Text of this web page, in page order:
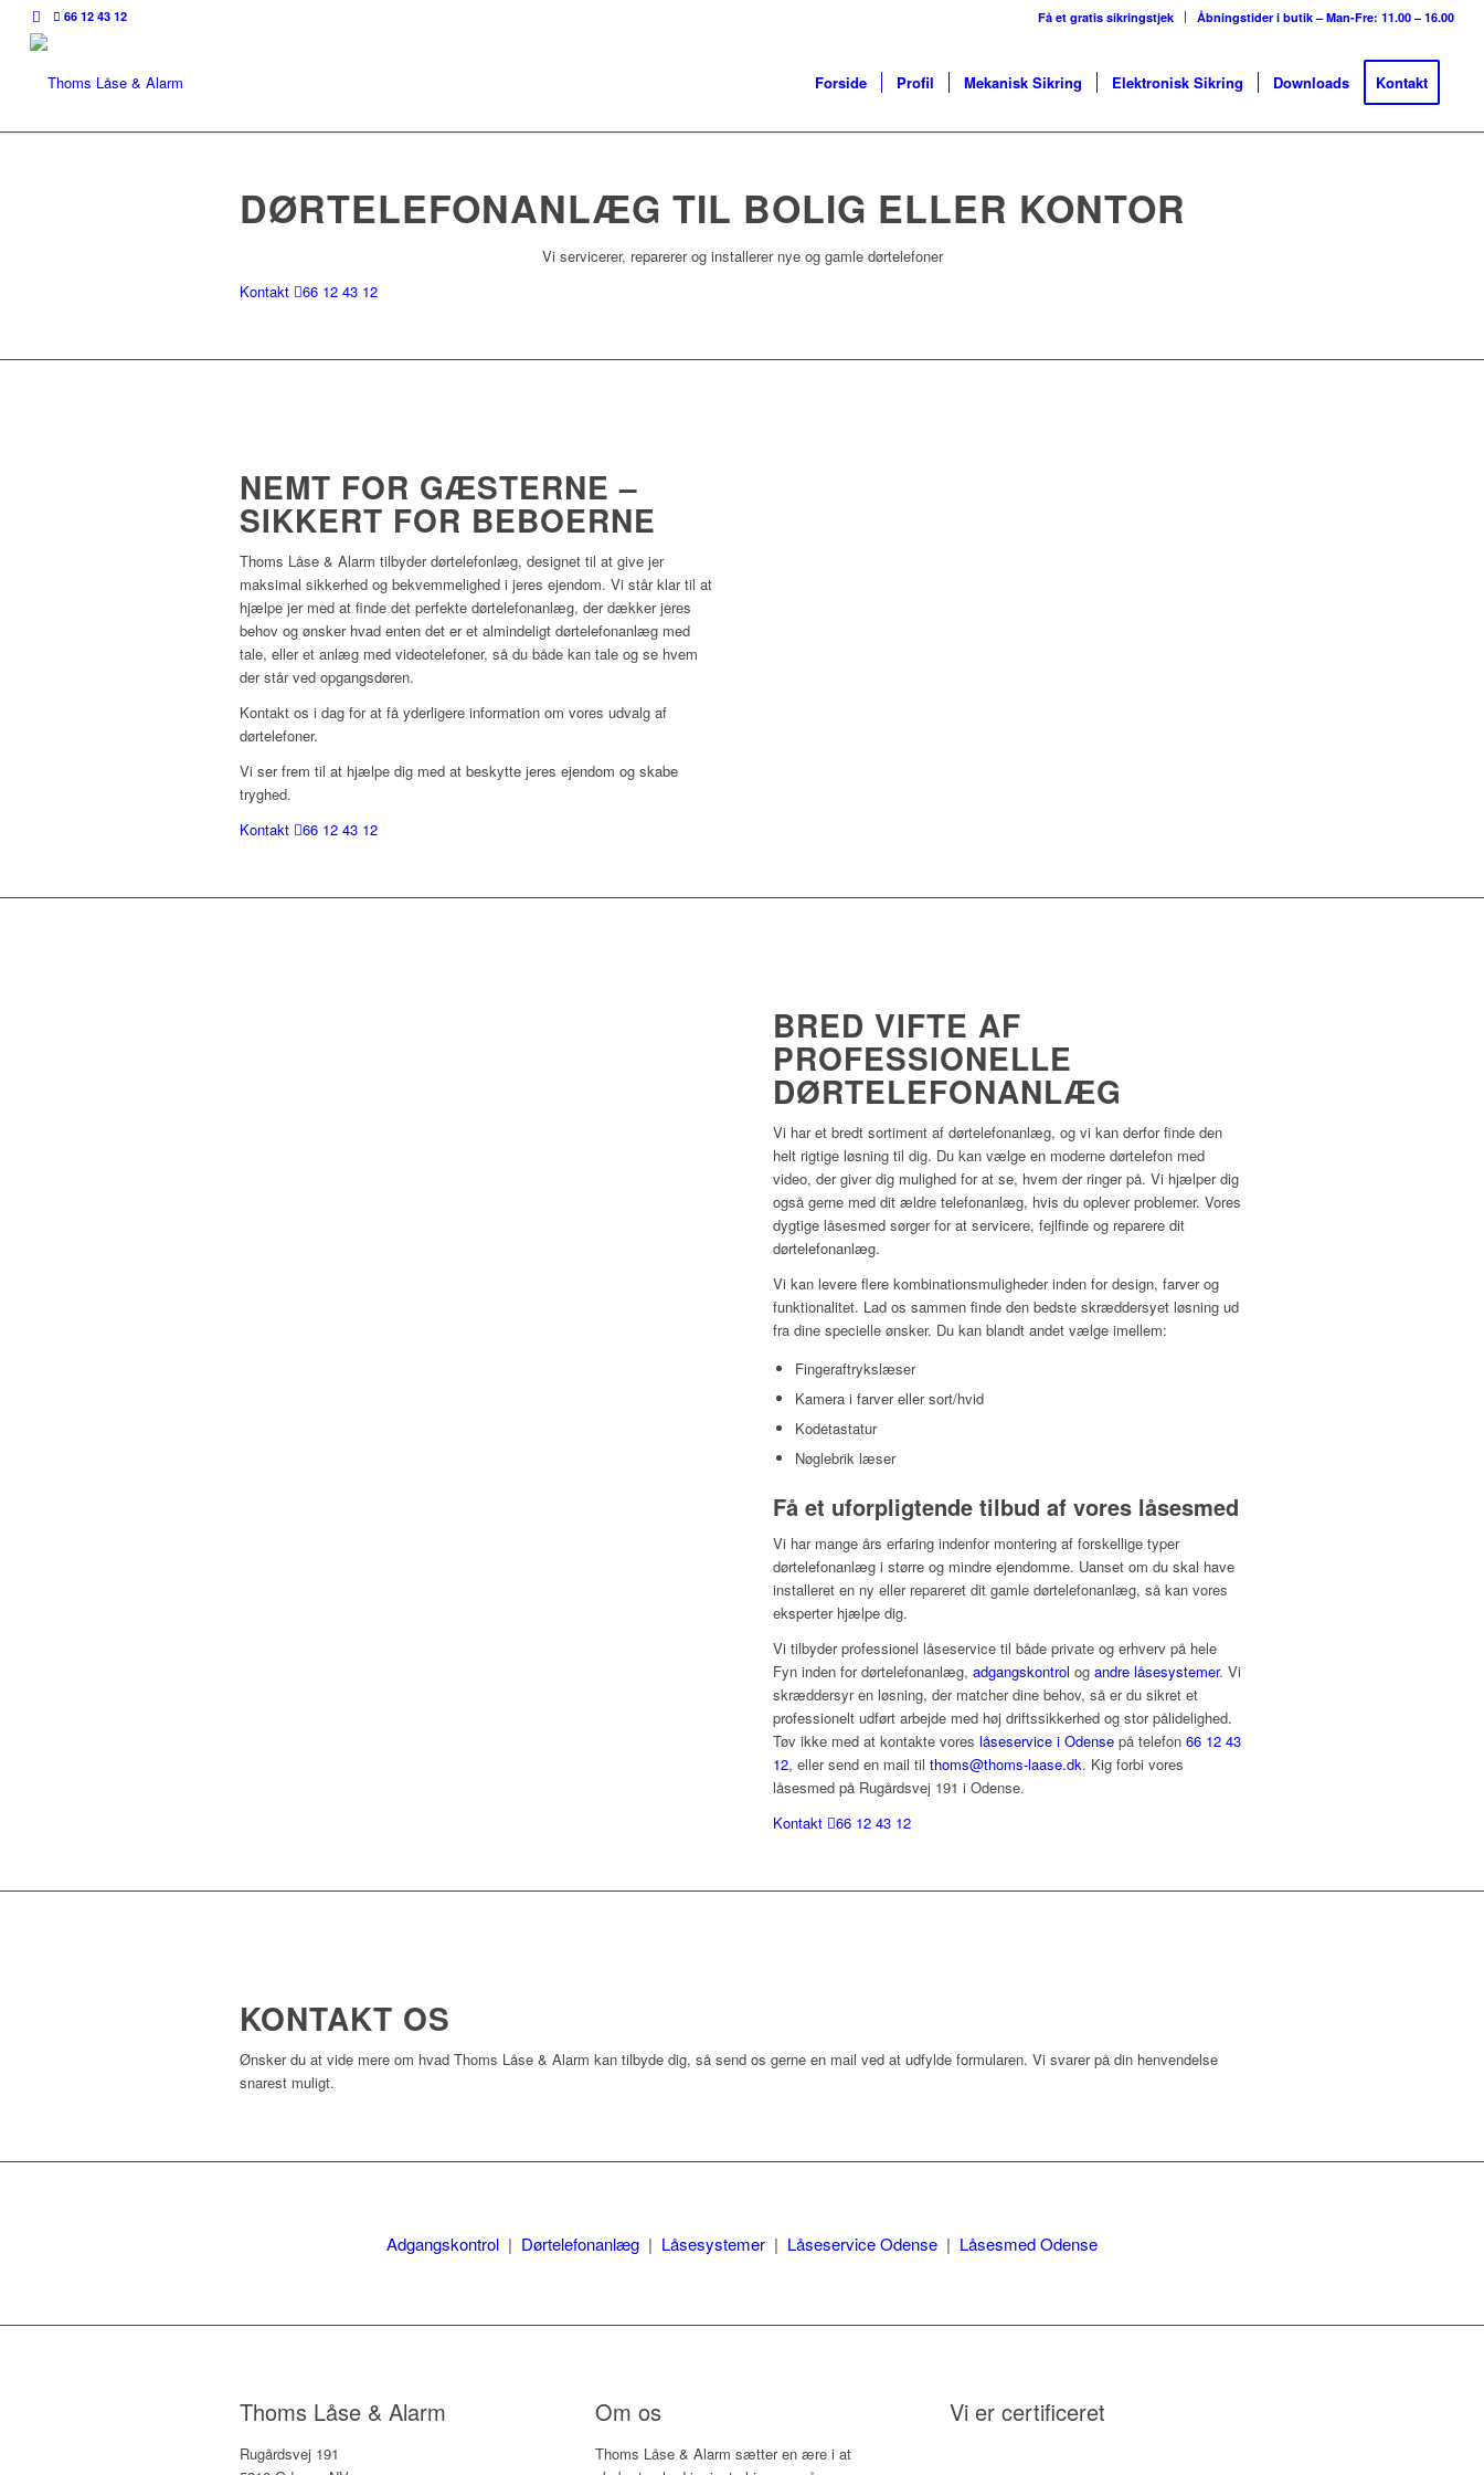
Få et gratis sikringstjek Åbningstider i butik – Man-Fre: 11.00 – 16.00
66 12 43 12
Forside Profil Mekanisk Sikring Elektronisk Sikring Downloads Kontakt
DØRTELEFONANLÆG TIL BOLIG ELLER KONTOR
Vi servicerer, reparerer og installerer nye og gamle dørtelefoner
Kontakt
66 12 43 12
NEMT FOR GÆSTERNE –
SIKKERT FOR BEBOERNE
Thoms Låse & Alarm tilbyder dørtelefonlæg, designet til at give jer
maksimal sikkerhed og bekvemmelighed i jeres ejendom. Vi står klar til at
hjælpe jer med at finde det perfekte dørtelefonanlæg, der dækker jeres
behov og ønsker hvad enten det er et almindeligt dørtelefonanlæg med
tale, eller et anlæg med videotelefoner, så du både kan tale og se hvem
der står ved opgangsdøren.
Kontakt os i dag for at få yderligere information om vores udvalg af
dørtelefoner.
Vi ser frem til at hjælpe dig med at beskytte jeres ejendom og skabe
tryghed.
Kontakt
66 12 43 12
BRED VIFTE AF
PROFESSIONELLE
DØRTELEFONANLÆG
Vi har et bredt sortiment af dørtelefonanlæg, og vi kan derfor finde den
helt rigtige løsning til dig. Du kan vælge en moderne dørtelefon med
video, der giver dig mulighed for at se, hvem der ringer på. Vi hjælper dig
også gerne med dit ældre telefonanlæg, hvis du oplever problemer. Vores
dygtige låsesmed sørger for at servicere, fejlfinde og reparere dit
dørtelefonanlæg.
Vi kan levere flere kombinationsmuligheder inden for design, farver og
funktionalitet. Lad os sammen finde den bedste skræddersyet løsning ud
fra dine specielle ønsker. Du kan blandt andet vælge imellem:
Fingeraftrykslæser
Kamera i farver eller sort/hvid
Kodetastatur
Nøglebrik læser
Få et uforpligtende tilbud af vores låsesmed
Vi har mange års erfaring indenfor montering af forskellige typer
dørtelefonanlæg i større og mindre ejendomme. Uanset om du skal have
installeret en ny eller repareret dit gamle dørtelefonanlæg, så kan vores
eksperter hjælpe dig.
Vi tilbyder professionel låseservice til både private og erhverv på hele
Fyn inden for dørtelefonanlæg, adgangskontrol og andre låsesystemer. Vi
skræddersyr en løsning, der matcher dine behov, så er du sikret et
professionelt udført arbejde med høj driftssikkerhed og stor pålidelighed.
Tøv ikke med at kontakte vores låseservice i Odense på telefon 66 12 43
12, eller send en mail til thoms@thoms-laase.dk. Kig forbi vores
låsesmed på Rugårdsvej 191 i Odense.
Kontakt
66 12 43 12
KONTAKT OS
Ønsker du at vide mere om hvad Thoms Låse & Alarm kan tilbyde dig, så send os gerne en mail ved at udfylde formularen. Vi svarer på din henvendelse
snarest muligt.​
Adgangskontrol | Dørtelefonanlæg | Låsesystemer | Låseservice Odense | Låsesmed Odense
Thoms Låse & Alarm
Rugårdsvej 191
Om os
Thoms Låse & Alarm sætter en ære i at
Vi er certificeret